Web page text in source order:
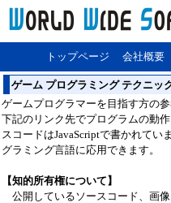
トップページ 会社概要
ゲーム プログラミング テクニッ
ゲームプログラマーを目指す方の
下記のリンク先でプログラムの動
スコードはJavaScriptで書かれてい
グラミング言語に応用できます。
【知的所有権について】
公開しているソースコード、画